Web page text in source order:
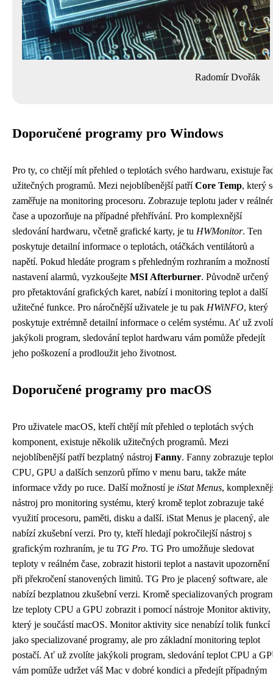
Radomír Dvořák
Doporučené programy pro Windows
Pro ty, co chtějí mít přehled o teplotách svého hardwaru, existuje
užitečných programů. Mezi nejoblíbenější patříCore Temp, který
zaměřuje na monitoring procesoru. Zobrazuje teplotu jader v
čase a upozorňuje na případné přehřívání. Pro komplexnější
sledování hardwaru, včetně grafické karty, je tu HWMonitor. Ten
poskytuje detailní informace o teplotách, otáčkách ventilátorů a
napětí. Pokud hledáte program s přehledným rozhraním a možností
nastavení alarmů, vyzkoušejte MSI Afterburner. Původně určený
pro přetaktování grafických karet, nabízí i monitoring teplot a další
užitečné funkce. Pro náročnější uživatele je tu pak HWiNFO, který
poskytuje extrémně detailní informace o celém systému. Ať už
jakýkoli program, sledování teplot hardwaru vám pomůže předejít
jeho poškození a prodloužit jeho životnost.
Doporučené programy pro macOS
Pro uživatele macOS, kteří chtějí mít přehled o teplotách svých
komponent, existuje několik užitečných programů. Mezi
nejoblíbenější patří bezplatný nástroj Fanny. Fanny zobrazuje
CPU, GPU a dalších senzorů přímo v menu baru, takže máte
informace vždy po ruce. Další možností je iStat Menus,
nástroj pro monitoring systému, který kromě teplot zobrazuje také
využití procesoru, paměti, disku a další. iStat Menus je placený, ale
nabízí zkušební verzi. Pro ty, kteří hledají pokročilejší nástroj s
grafickým rozhraním, je tu TG Pro. TG Pro umožňuje sledovat
teploty v reálném čase, zobrazit historii teplot a nastavit upozornění
při překročení stanovených limitů. TG Pro je placený software, ale
nabízí bezplatnou zkušební verzi. Kromě specializovaných
lze teploty CPU a GPU zobrazit i pomocí nástroje Monitor aktivity,
který je součástí macOS. Monitor aktivity sice nenabízí tolik funkcí
jako specializované programy, ale pro základní monitoring teplot
postačí. Ať už zvolíte jakýkoli program, sledování teplot CPU a
vám pomůže udržet váš Mac v dobré kondici a předejít případným